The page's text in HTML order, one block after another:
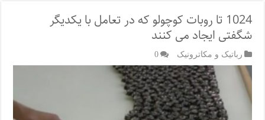
1024 تا روبات کوچولو که در تعامل با یکدیگر
شگفتی ایجاد می کنند
رباتیک و مکاترونیک 0